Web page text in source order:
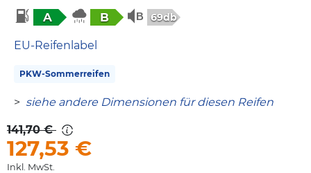
A B 69db
EU-Reifenlabel
PKW-Sommerreifen
> siehe andere Dimensionen für diesen Reifen
141,70 €
127,53 €
Inkl. MwSt.